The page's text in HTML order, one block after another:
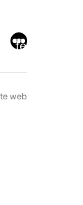
téléfilm
web